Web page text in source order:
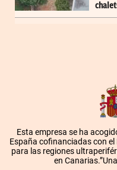
Esta empresa se ha
España cofinanciadas con el
para las regiones
en